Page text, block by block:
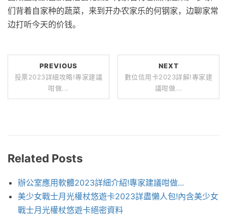
们背着自家种的蔬菜，来到开办农家乐的何钢家，边聊家常
边打听今天的价钱。
PREVIOUS
投票2023詳細攻略!專家建議
咁做...
NEXT
數位信用卡2023詳解!專家建
議咁做...
Related Posts
辦公室應用軟體2023詳細介紹!專家建議咁做...
美少女戰士月光權杖悠遊卡2023詳盡懶人包!內含美少女
戰士月光權杖悠遊卡絕密資料